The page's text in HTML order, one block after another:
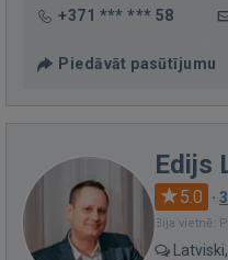
+371 *** *** 58
Piedāvāt pasūtījumu
Edijs
5.0 ·
Bija vietnē: